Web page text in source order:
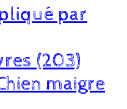
par
(203)
maigre